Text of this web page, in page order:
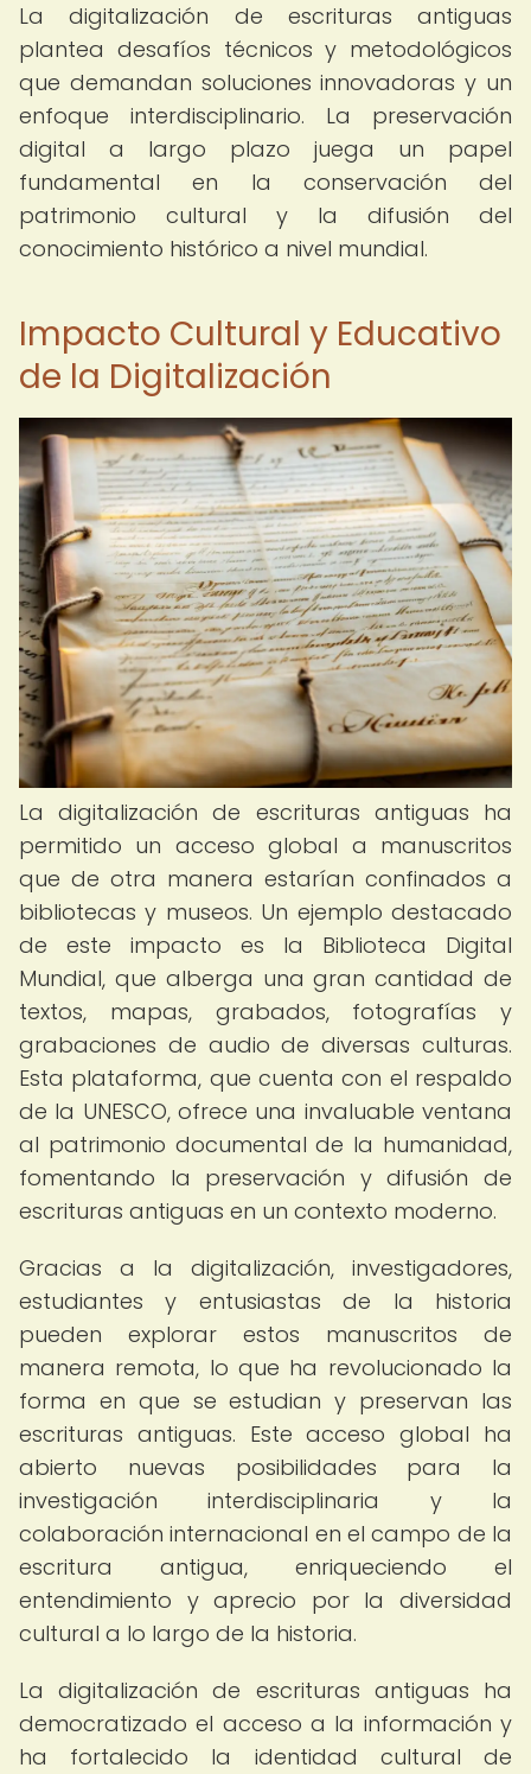
La digitalización de escrituras antiguas
plantea desafíos técnicos y metodológicos
que demandan soluciones innovadoras y un
enfoque interdisciplinario. La preservación
digital a largo plazo juega un papel
fundamental en la conservación del
patrimonio cultural y la difusión del
conocimiento histórico a nivel mundial.
Impacto Cultural y Educativo
de la Digitalización
La digitalización de escrituras antiguas ha
permitido un acceso global a manuscritos
que de otra manera estarían confinados a
bibliotecas y museos. Un ejemplo destacado
de este impacto es la Biblioteca Digital
Mundial, que alberga una gran cantidad de
textos, mapas, grabados, fotografías y
grabaciones de audio de diversas culturas.
Esta plataforma, que cuenta con el respaldo
de la UNESCO, ofrece una invaluable ventana
al patrimonio documental de la humanidad,
fomentando la preservación y difusión de
escrituras antiguas en un contexto moderno.
Gracias a la digitalización, investigadores,
estudiantes y entusiastas de la historia
pueden explorar estos manuscritos de
manera remota, lo que ha revolucionado la
forma en que se estudian y preservan las
escrituras antiguas. Este acceso global ha
abierto nuevas posibilidades para la
investigación interdisciplinaria y la
colaboración internacional en el campo de la
escritura antigua, enriqueciendo el
entendimiento y aprecio por la diversidad
cultural a lo largo de la historia.
La digitalización de escrituras antiguas ha
democratizado el acceso a la información y
ha fortalecido la identidad cultural de